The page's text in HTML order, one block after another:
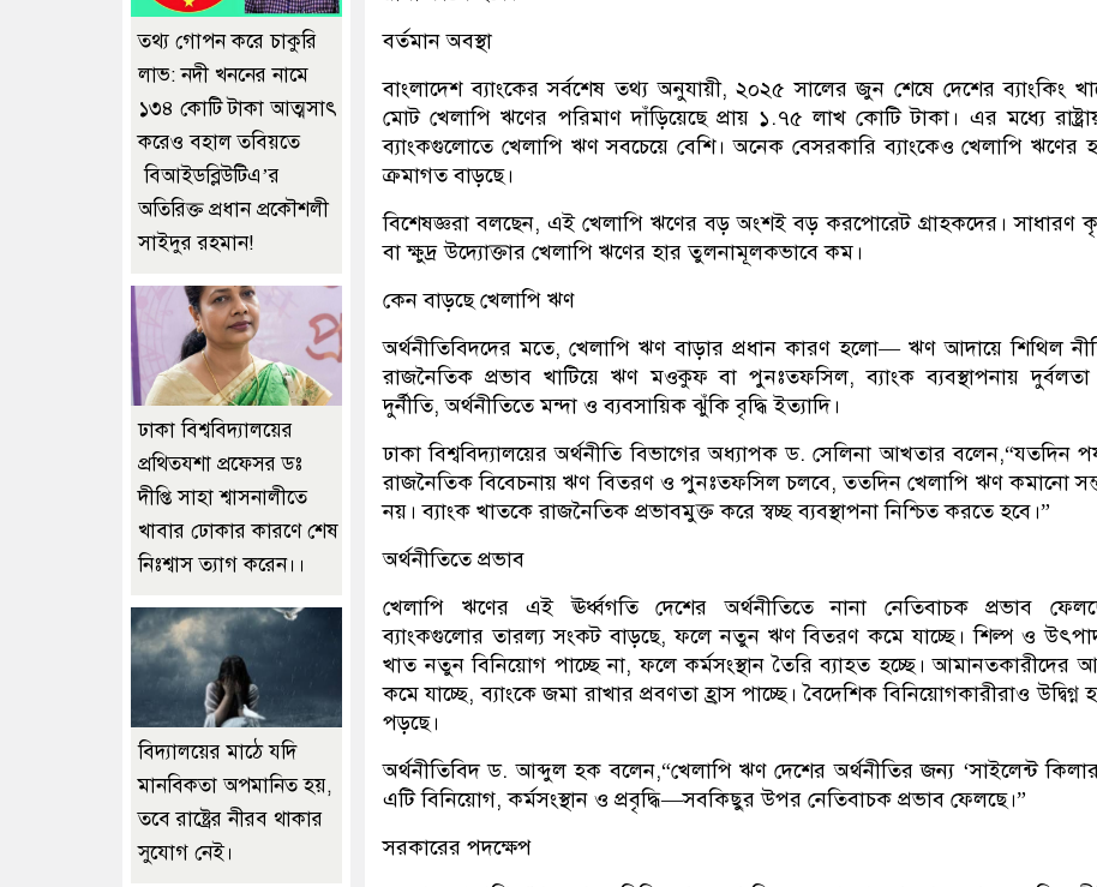
বর্তমান অবস্থা
বাংলাদেশ ব্যাংকের সর্বশেষ তথ্য অনুযায়ী, ২০২৫ সালের জুন শেষে দেশের ব্যাংকিং
মোট খেলাপি ঋণের পরিমাণ দাঁড়িয়েছে প্রায় ১.৭৫ লাখ কোটি টাকা। এর মধ্যে
ব্যাংকগুলোতে খেলাপি ঋণ সবচেয়ে বেশি। অনেক বেসরকারি ব্যাংকেও খেলাপি ঋণের
ক্রমাগত বাড়ছে।
বিশেষজ্ঞরা বলছেন, এই খেলাপি ঋণের বড় অংশই বড় করপোরেট গ্রাহকদের। সাধারণ
বা ক্ষুদ্র উদ্যোক্তার খেলাপি ঋণের হার তুলনামূলকভাবে কম।
কেন বাড়ছে খেলাপি ঋণ
অর্থনীতিবিদদের মতে, খেলাপি ঋণ বাড়ার প্রধান কারণ হলো— ঋণ আদায়ে শিথিল
রাজনৈতিক প্রভাব খাটিয়ে ঋণ মওকুফ বা পুনঃতফসিল, ব্যাংক ব্যবস্থাপনায়
দুর্নীতি, অর্থনীতিতে মন্দা ও ব্যবসায়িক ঝুঁকি বৃদ্ধি ইত্যাদি।
ঢাকা বিশ্ববিদ্যালয়ের অর্থনীতি বিভাগের অধ্যাপক ড. সেলিনা আখতার বলেন,“যতদিন
রাজনৈতিক বিবেচনায় ঋণ বিতরণ ও পুনঃতফসিল চলবে, ততদিন খেলাপি ঋণ কমানো
নয়। ব্যাংক খাতকে রাজনৈতিক প্রভাবমুক্ত করে স্বচ্ছ ব্যবস্থাপনা নিশ্চিত করতে হবে।”
অর্থনীতিতে প্রভাব
খেলাপি ঋণের এই ঊর্ধ্বগতি দেশের অর্থনীতিতে নানা নেতিবাচক প্রভাব
ব্যাংকগুলোর তারল্য সংকট বাড়ছে, ফলে নতুন ঋণ বিতরণ কমে যাচ্ছে। শিল্প ও
খাত নতুন বিনিয়োগ পাচ্ছে না, ফলে কর্মসংস্থান তৈরি ব্যাহত হচ্ছে। আমানতকারীদের
কমে যাচ্ছে, ব্যাংকে জমা রাখার প্রবণতা হ্রাস পাচ্ছে। বৈদেশিক বিনিয়োগকারীরাও উদ্বিগ্ন
পড়ছে।
অর্থনীতিবিদ ড. আব্দুল হক বলেন,“খেলাপি ঋণ দেশের অর্থনীতির জন্য ‘সাইলেন্ট
এটি বিনিয়োগ, কর্মসংস্থান ও প্রবৃদ্ধি—সবকিছুর উপর নেতিবাচক প্রভাব ফেলছে।”
সরকারের পদক্ষেপ
তথ্য গোপন করে চাকুরি
লাভ: নদী খননের নামে
১৩৪ কোটি টাকা আত্মসাৎ
করেও বহাল তবিয়তে
বিআইডব্লিউটিএ’র
অতিরিক্ত প্রধান প্রকৌশলী
সাইদুর রহমান!
ঢাকা বিশ্ববিদ্যালয়ের
প্রথিতযশা প্রফেসর ডঃ
দীপ্তি সাহা শ্বাসনালীতে
খাবার ঢোকার কারণে শেষ
নিঃশ্বাস ত্যাগ করেন।।
বিদ্যালয়ের মাঠে যদি
মানবিকতা অপমানিত হয়,
তবে রাষ্ট্রের নীরব থাকার
সুযোগ নেই।